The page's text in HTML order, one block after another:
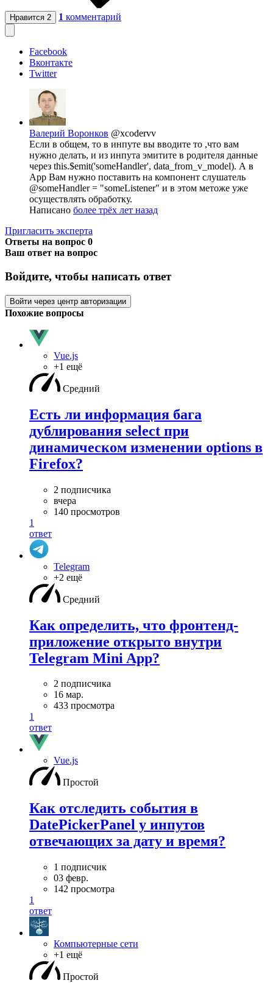
Нравится 2 1 комментарий
Facebook
Вконтакте
Twitter
Валерий Воронков @xcodervv
Если в общем, то в инпуте вы вводите то ,что вам
нужно делать, и из инпута эмитите в родителя данные
через this.$emit('someHandler', data_from_v_model). А в
App Вам нужно поставить на компонент слушатель
@someHandler = "someListener" и в этом метоже уже
осуществлять обработку.
Написано более трёх лет назад
Пригласить эксперта
Ответы на вопрос 0
Ваш ответ на вопрос
Войдите, чтобы написать ответ
Войти через центр авторизации
Похожие вопросы
Vue.js
+1 ещё
Средний
Есть ли информация бага
дублирования select при
динамическом изменении options в
Firefox?
2 подписчика
вчера
140 просмотров
1
ответ
Telegram
+2 ещё
Средний
Как определить, что фронтенд-
приложение открыто внутри
Telegram Mini App?
2 подписчика
16 мар.
433 просмотра
1
ответ
Vue.js
Простой
Как отследить события в
DatePickerPanel у инпутов
отвечающих за дату и время?
1 подписчик
03 февр.
142 просмотра
1
ответ
Компьютерные сети
+1 ещё
Простой